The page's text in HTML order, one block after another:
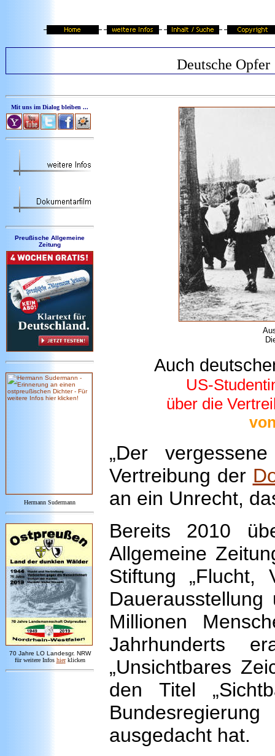
Deutsche Opfer
Mit uns im Dialog bleiben ...
Preußische Allgemeine
Zeitung
Hermann Sudermann
70 Jahre LO Landesgr. NRW
für weitere Infos hier klicken
Auch
US-
über die
„Der
Vertreibung der
an ein Unrecht,
Bereits 2010
Allgemeine
Stiftung „Flucht,
Millionen
Jahrhunderts
„Unsichtbares
den Titel
ausgedacht hat.